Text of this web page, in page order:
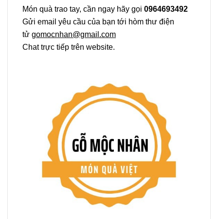
Món quà trao tay, cần ngay hãy gọi 0964693492
Gửi email yêu cầu của bạn tới hòm thư điện
tử gomocnhan@gmail.com
Chat trực tiếp trên website.